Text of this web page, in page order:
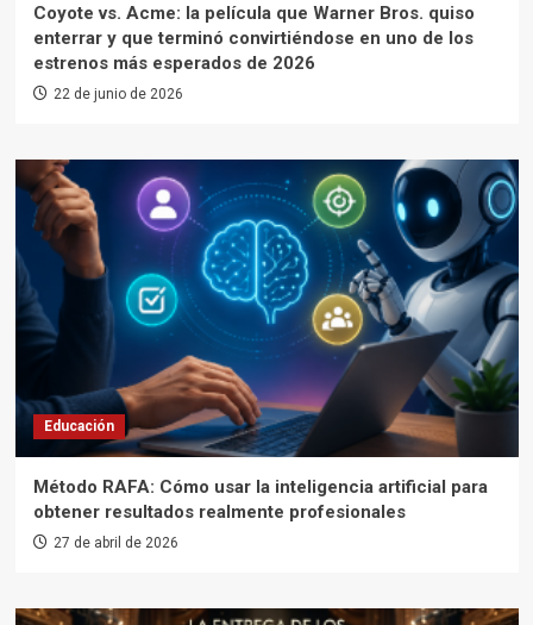
Coyote vs. Acme: la película que Warner Bros. quiso
enterrar y que terminó convirtiéndose en uno de los
estrenos más esperados de 2026
22 de junio de 2026
Educación
Método RAFA: Cómo usar la inteligencia artificial para
obtener resultados realmente profesionales
27 de abril de 2026